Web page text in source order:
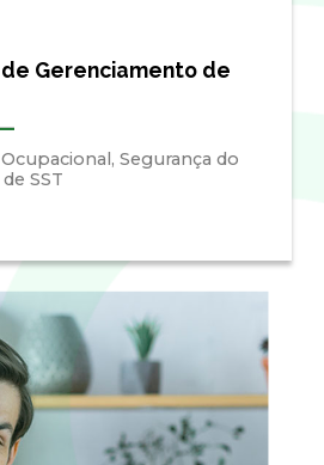
de Gerenciamento de
Segurança do
SST